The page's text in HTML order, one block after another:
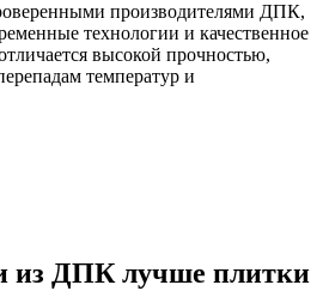
производителями ДПК,
технологии и качественное
высокой прочностью,
температур и
из ДПК лучше плитки